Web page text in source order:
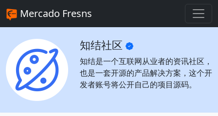
Mercado Fresns
知结社区
知结是一个互联网从业者的资讯社区，
也是一套开源的产品解决方案，这个开
发者账号将公开自己的项目源码。